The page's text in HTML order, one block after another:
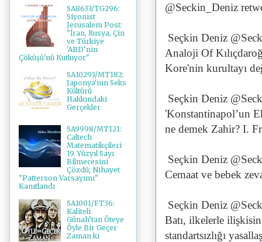
@Seckin_Deniz
Seçkin Deniz
Analoji Of
Kore'nin kurultayı
Seçkin Deniz
'Konstantinapol’un
ne demek Zahir? I.
Seçkin Deniz
Cemaat ve bebek
Seçkin Deniz
Batı, ilkelerle
standartsızlığı
SA8633/TG296:
Siyonist
Jerusalem Post:
"İran, Rusya, Çin
ve Türkiye
'ABD’nin
Çöküşü'nü Kutluyor"
SA10293/MT182:
Japonya'nın Seks
Kültürü
Hakkındaki
Gerçekler
SA9998/MT121:
Caltech
Matematikçileri
19. Yüzyıl Sayı
Bilmecesini
Çözdü; Nihayet
"Patterson Varsayımı"
Kanıtlandı
SA1001/FT36:
Kaliteli
Günah’tan Öteye
Öyle Bir Geçer
Zaman ki